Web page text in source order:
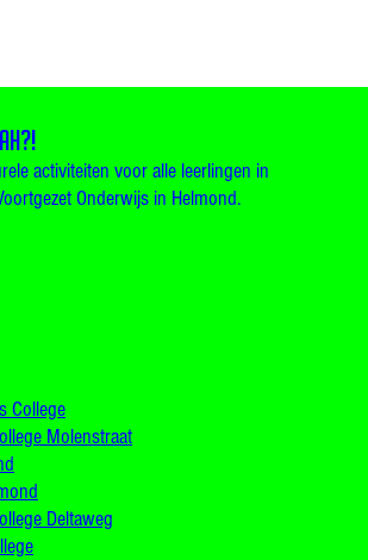
activiteiten voor alle leerlingen in
Onderwijs in Helmond.
College
Molenstraat
Deltaweg